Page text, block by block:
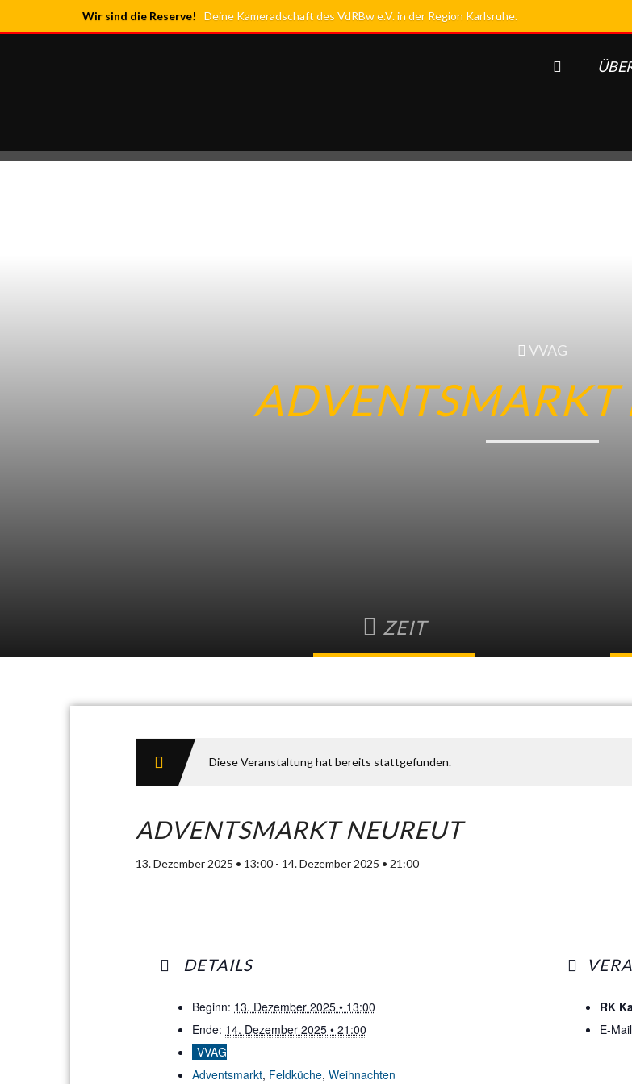
Wir sind die Reserve! Deine Kameradschaft des VdRBw e.V. in der Region Karlsruhe.
VVAG
ADVENTSMARKT
ZEIT
Diese Veranstaltung hat bereits stattgefunden.
ADVENTSMARKT NEUREUT
13. Dezember 2025 • 13:00 - 14. Dezember 2025 • 21:00
DETAILS
Beginn: 13. Dezember 2025 • 13:00
Ende: 14. Dezember 2025 • 21:00
VVAG
Adventsmarkt, Feldküche, Weihnachten
RK
E-Mail